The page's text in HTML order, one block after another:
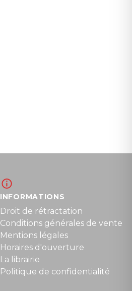
INFORMATIONS
Droit de rétractation
Conditions générales de vente
Mentions légales
Horaires d'ouverture
La librairie
Politique de confidentialité